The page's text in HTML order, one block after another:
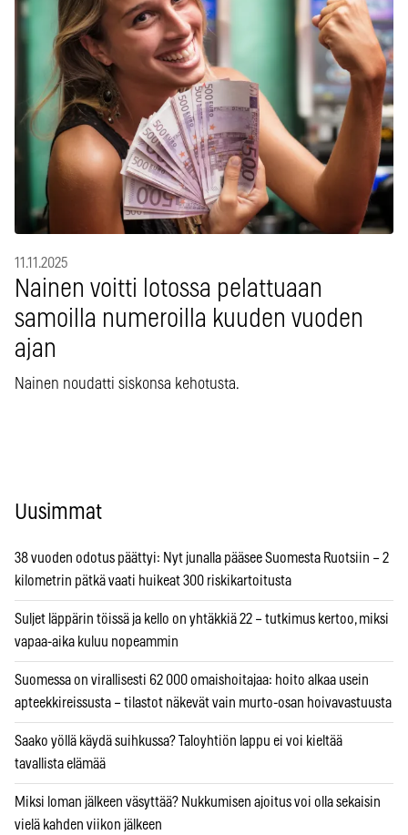
11.11.2025
Nainen voitti lotossa pelattuaan
samoilla numeroilla kuuden vuoden
ajan
Nainen noudatti siskonsa kehotusta.
Uusimmat
38 vuoden odotus päättyi: Nyt junalla pääsee Suomesta Ruotsiin – 2
kilometrin pätkä vaati huikeat 300 riskikartoitusta
Suljet läppärin töissä ja kello on yhtäkkiä 22 – tutkimus kertoo, miksi
vapaa-aika kuluu nopeammin
Suomessa on virallisesti 62 000 omaishoitajaa: hoito alkaa usein
apteekkireissusta – tilastot näkevät vain murto-osan hoivavastuusta
Saako yöllä käydä suihkussa? Taloyhtiön lappu ei voi kieltää
tavallista elämää
Miksi loman jälkeen väsyttää? Nukkumisen ajoitus voi olla sekaisin
vielä kahden viikon jälkeen